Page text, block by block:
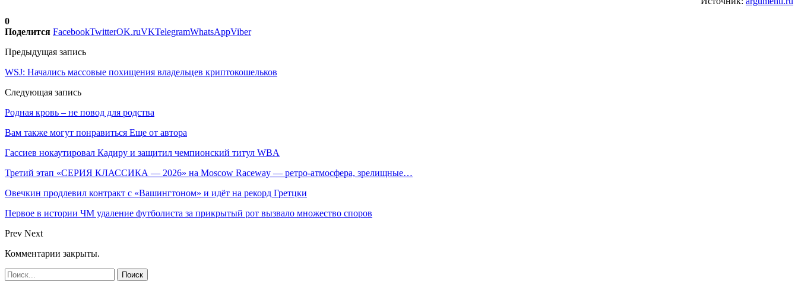
0
Поделится FacebookTwitterOK.ruVKTelegramWhatsAppViber
Предыдущая запись
WSJ: Начались массовые похищения владельцев криптокошельков
Следующая запись
Родная кровь – не повод для родства
Вам также могут понравиться Еще от автора
Гассиев нокаутировал Кадиру и защитил чемпионский титул WBA
Третий этап «СЕРИЯ КЛАССИКА — 2026» на Moscow Raceway — ретро‑атмосфера, зрелищные…
Овечкин продлевил контракт с «Вашингтоном» и идёт на рекорд Гретцки
Первое в истории ЧМ удаление футболиста за прикрытый рот вызвало множество споров
Prev Next
Комментарии закрыты.